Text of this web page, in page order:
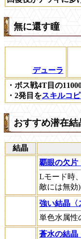
無に還す瞳
デューラ
・ボス戦4T目の
・2発目をスキルコ
おすすめ潜在結
結晶
覇眼の欠片
Lモード時
敵には無効)
強い結晶〈
単色水属性
蒼水の結晶